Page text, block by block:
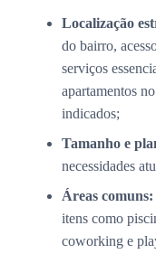
Localização
do bairro,
serviços
apartamentos
indicados;
Tamanho e
necessidades
Áreas comuns:
itens como
coworking e